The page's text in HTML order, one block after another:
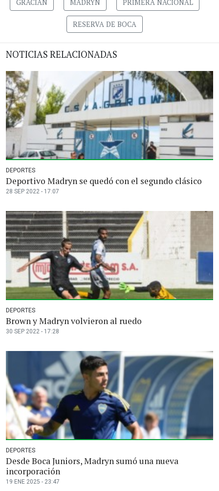
GRACIAN MADRYN PRIMERA NACIONAL
RESERVA DE BOCA
NOTICIAS RELACIONADAS
DEPORTES
Deportivo Madryn se quedó con el segundo clásico
28 SEP 2022 - 17:07
DEPORTES
Brown y Madryn volvieron al ruedo
30 SEP 2022 - 17:28
DEPORTES
Desde Boca Juniors, Madryn sumó una nueva
incorporación
19 ENE 2025 - 23:47